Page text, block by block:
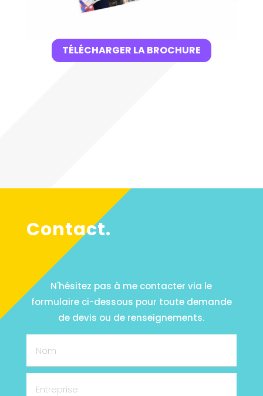
TÉLÉCHARGER LA BROCHURE
Contact.
N'hésitez pas à me contacter via le
formulaire ci-dessous pour toute demande
de devis ou de renseignements.